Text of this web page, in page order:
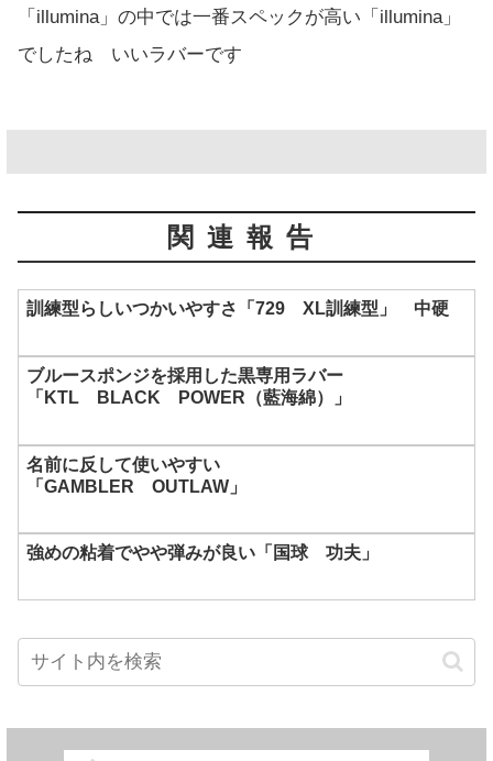
「illumina」の中では一番スペックが高い「illumina」
でしたね いいラバーです
関連報告
訓練型らしいつかいやすさ「729 XL訓練型」 中硬
ブルースポンジを採用した黒専用ラバー
「KTL BLACK POWER（藍海綿）」
名前に反して使いやすい
「GAMBLER OUTLAW」
強めの粘着でやや弾みが良い「国球 功夫」